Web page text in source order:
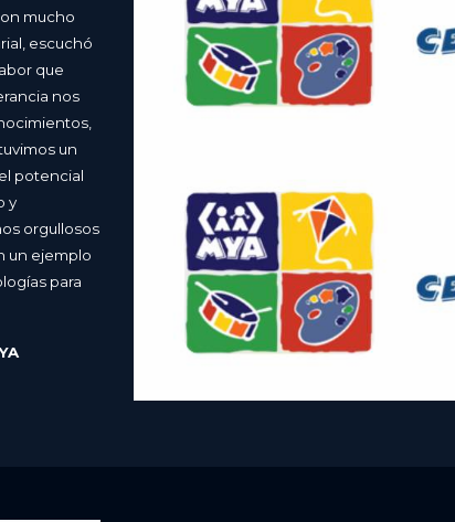
mucho
escuchó
que
nos
un
potencial
y
orgullosos
un ejemplo
para